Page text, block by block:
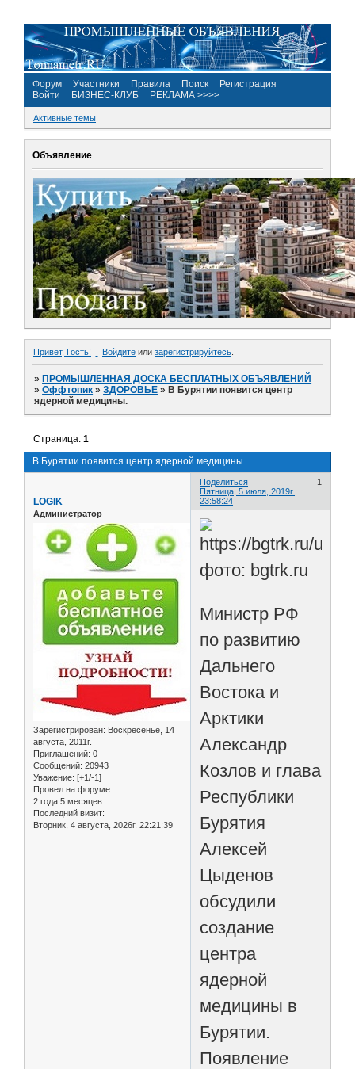
Форум Участники Правила Поиск
Регистрация
Войти
БИЗНЕС-КЛУБ РЕКЛАМА >>>>
Активные темы
Объявление
Привет, Гость! Войдите или зарегистрируйтесь
»ПРОМЫШЛЕННАЯ ДОСКА БЕСПЛАТНЫХ ОБЪЯВЛЕНИЙ
»Оффтопик »ЗДОРОВЬЕ »В Бурятии появится центр
ядерной медицины.
В Бурятии появится центр ядерной медицины.
Страница:1
Поделиться
1
Пятница, 5 июля, 2019г.
23:58:24
LOGIK
Администратор
Зарегистрирован: Воскресенье, 14
августа, 2011г.
Приглашений: 0
Сообщений: 20943
Уважение: [+1/-1]
Провел на форуме:
2 года 5 месяцев
Последний визит:
Вторник, 4 августа, 2026г. 22:21:39
фото: bgtrk.ru
Министр РФ
по развитию
Дальнего
Востока и
Арктики
Александр
Козлов и глава
Республики
Бурятия
Алексей
Цыденов
обсудили
создание
центра
ядерной
медицины в
Бурятии.
Появление